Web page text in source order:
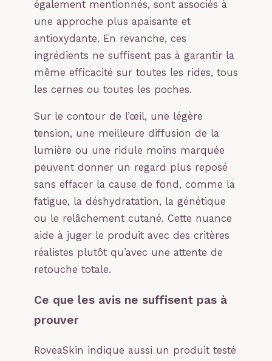
également mentionnés, sont associés à
une approche plus apaisante et
antioxydante. En revanche, ces
ingrédients ne suffisent pas à garantir la
même efficacité sur toutes les rides, tous
les cernes ou toutes les poches.
Sur le contour de l’œil, une légère
tension, une meilleure diffusion de la
lumière ou une ridule moins marquée
peuvent donner un regard plus reposé
sans effacer la cause de fond, comme la
fatigue, la déshydratation, la génétique
ou le relâchement cutané. Cette nuance
aide à juger le produit avec des critères
réalistes plutôt qu’avec une attente de
retouche totale.
Ce que les avis ne suffisent pas à
prouver
RoveaSkin indique aussi un produit testé